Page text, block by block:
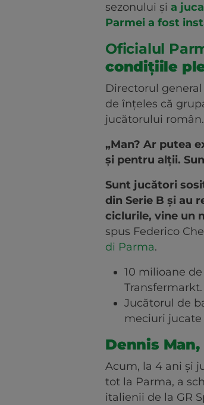
sezonului și a
Parmei a fost
Oficialul
condițiile
Directorul
de înțeles că
jucătorului român.
„Man? Ar putea
și pentru alții.
Sunt jucători
din Serie B și au
ciclurile, vine un
spus Federico
di Parma.
10 milioane
Transfermarkt.
Jucătorul de
meciuri jucate
Dennis
Acum, la 4 ani și
tot la Parma, a
italienii de la GR